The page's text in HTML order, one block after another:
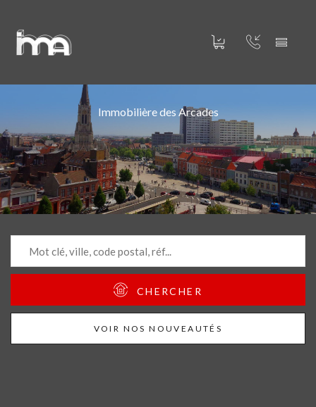
Immobilière des Arcades
CHERCHER
VOIR NOS NOUVEAUTÉS